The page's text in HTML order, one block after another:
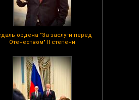
ордена "За заслуги перед
Отечеством" II степени